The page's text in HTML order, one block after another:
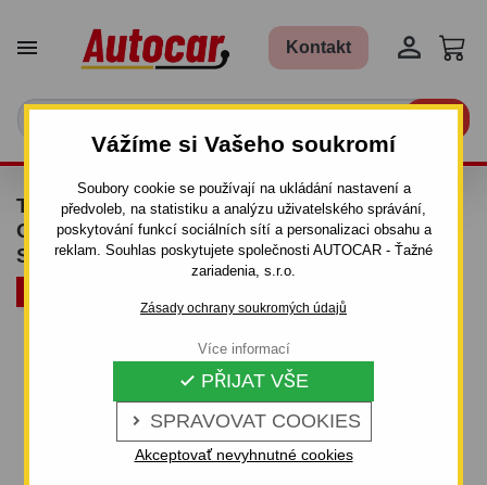
Vážíme si Vašeho soukromí
Soubory cookie se používají na ukládání nastavení a
předvoleb, na statistiku a analýzu uživatelského správání,
poskytování funkcí sociálních sítí a personalizaci obsahu a
reklam. Souhlas poskytujete společnosti AUTOCAR - Ťažné
zariadenia, s.r.o.
Zásady ochrany soukromých údajů
 SPRAVOVAT COOKIES
 PŘIJAT VŠE
Akceptovať nevyhnutné cookies
Více informací
 Kontakt 
TAŽNÉ ZAŘÍZENÍ PRO VOLVO XC70 -
ODNÍMATELNÝ VERTIKÁLNÍ BAJONETOVÝ
SYSTÉM